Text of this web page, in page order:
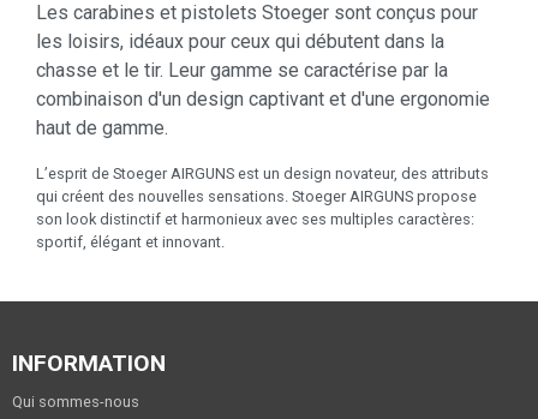
Les carabines et pistolets Stoeger sont conçus pour
les loisirs, idéaux pour ceux qui débutent dans la
chasse et le tir. Leur gamme se caractérise par la
combinaison d'un design captivant et d'une ergonomie
haut de gamme.
L’esprit de Stoeger AIRGUNS est un design novateur, des attributs
qui créent des nouvelles sensations. Stoeger AIRGUNS propose
son look distinctif et harmonieux avec ses multiples caractères:
sportif, élégant et innovant.
INFORMATION
Qui sommes-nous